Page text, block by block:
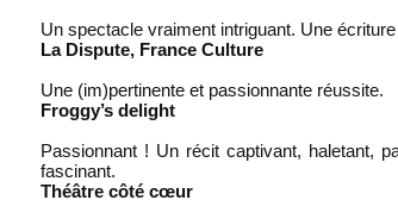
Un spectacle vraiment intriguant. Une
La Dispute, France Culture
Une (im)pertinente et passionnante réussite.
Froggy’s delight
Passionnant ! Un récit captivant, haletant,
fascinant.
Théâtre côté cœur